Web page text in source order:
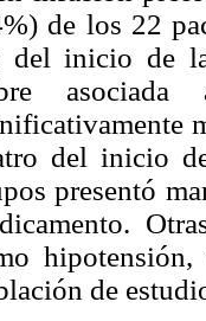
de los 22
del inicio de
del inicio
presentó
de